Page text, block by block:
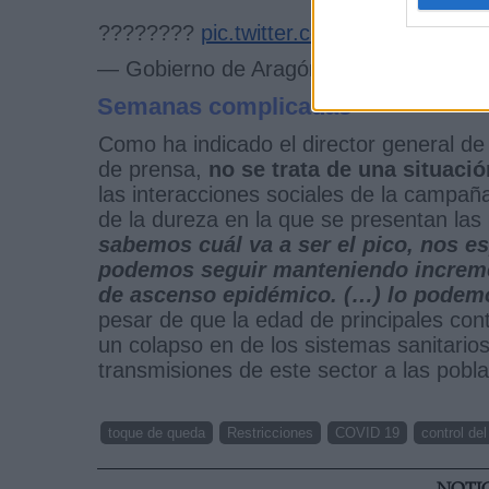
???????? pic.twitter.com/X28Ts4AiMG
— Gobierno de Aragón (@GobAragon)
Semanas complicadas
Como ha indicado el director general
de prensa, no se trata de una
las interacciones sociales de la
de la dureza en la que se presentan
sabemos cuál va a ser el pico, nos
podemos seguir manteniendo
de ascenso epidémico. (…) lo
pesar de que la edad de principales
un colapso en de los sistemas
transmisiones de este sector a las
toque de queda Restricciones COVID 19 control